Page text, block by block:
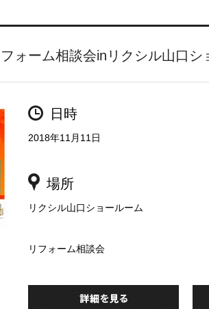
フォーム相談会inリクシル山口シ
日時
2018年11月11日
場所
リクシル山口ショールーム
リフォーム相談会